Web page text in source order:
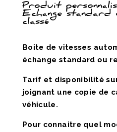
Produit
Echange standard
classé
Boite de vitesses
échange standard ou
Tarif et disponibilité
joignant une copie de
véhicule.
Pour connaitre quel